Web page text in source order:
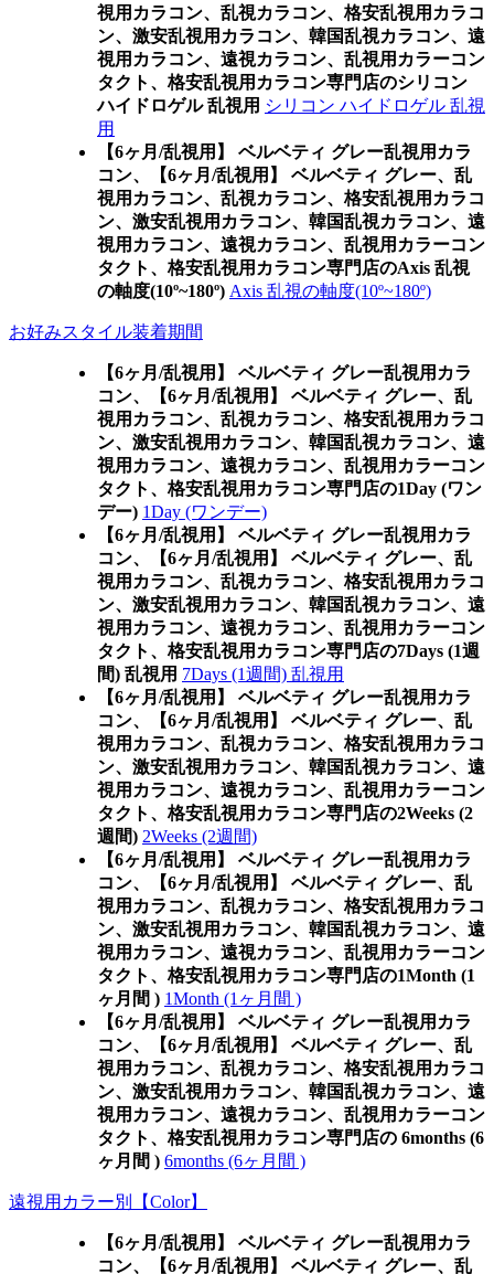
視用カラコン、乱視カラコン、格安乱視用カラコ
ン、激安乱視用カラコン、韓国乱視カラコン、遠
視用カラコン、遠視カラコン、乱視用カラーコン
タクト、格安乱視用カラコン専門店のシリコン
ハイドロゲル 乱視用 シリコン ハイドロゲル 乱視
用
【6ヶ月/乱視用】 ベルベティ グレー乱視用カラ
コン、
【6ヶ月/乱視用】 ベルベティ グレー、乱
視用カラコン、乱視カラコン、格安乱視用カラコ
ン、激安乱視用カラコン、韓国乱視カラコン、遠
視用カラコン、遠視カラコン、乱視用カラーコン
タクト、格安乱視用カラコン専門店のAxis 乱視
の軸度(10º~180º) Axis 乱視の軸度(10º~180º)
お好みスタイル装着期間
【6ヶ月/乱視用】 ベルベティ グレー乱視用カラ
コン、
【6ヶ月/乱視用】 ベルベティ グレー、乱
視用カラコン、乱視カラコン、格安乱視用カラコ
ン、激安乱視用カラコン、韓国乱視カラコン、遠
視用カラコン、遠視カラコン、乱視用カラーコン
タクト、格安乱視用カラコン専門店の1Day (ワン
デー) 1Day (ワンデー)
【6ヶ月/乱視用】 ベルベティ グレー乱視用カラ
コン、
【6ヶ月/乱視用】 ベルベティ グレー、乱
視用カラコン、乱視カラコン、格安乱視用カラコ
ン、激安乱視用カラコン、韓国乱視カラコン、遠
視用カラコン、遠視カラコン、乱視用カラーコン
タクト、格安乱視用カラコン専門店の7Days (1週
間) 乱視用 7Days (1週間) 乱視用
【6ヶ月/乱視用】 ベルベティ グレー乱視用カラ
コン、
【6ヶ月/乱視用】 ベルベティ グレー、乱
視用カラコン、乱視カラコン、格安乱視用カラコ
ン、激安乱視用カラコン、韓国乱視カラコン、遠
視用カラコン、遠視カラコン、乱視用カラーコン
タクト、格安乱視用カラコン専門店の2Weeks (2
週間) 2Weeks (2週間)
【6ヶ月/乱視用】 ベルベティ グレー乱視用カラ
コン、
【6ヶ月/乱視用】 ベルベティ グレー、乱
視用カラコン、乱視カラコン、格安乱視用カラコ
ン、激安乱視用カラコン、韓国乱視カラコン、遠
視用カラコン、遠視カラコン、乱視用カラーコン
タクト、格安乱視用カラコン専門店の1Month (1
ヶ月間 ) 1Month (1ヶ月間 )
【6ヶ月/乱視用】 ベルベティ グレー乱視用カラ
コン、
【6ヶ月/乱視用】 ベルベティ グレー、乱
視用カラコン、乱視カラコン、格安乱視用カラコ
ン、激安乱視用カラコン、韓国乱視カラコン、遠
視用カラコン、遠視カラコン、乱視用カラーコン
タクト、格安乱視用カラコン専門店の 6months (6
ヶ月間 ) 6months (6ヶ月間 )
遠視用カラー別【Color】
【6ヶ月/乱視用】 ベルベティ グレー乱視用カラ
コン、
【6ヶ月/乱視用】 ベルベティ グレー、乱